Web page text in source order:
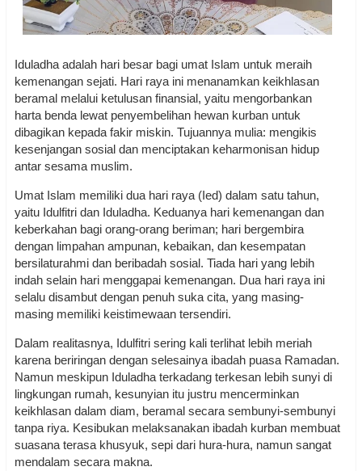
Iduladha adalah hari besar bagi umat Islam untuk meraih
kemenangan sejati. Hari raya ini menanamkan keikhlasan
beramal melalui ketulusan finansial, yaitu mengorbankan
harta benda lewat penyembelihan hewan kurban untuk
dibagikan kepada fakir miskin. Tujuannya mulia: mengikis
kesenjangan sosial dan menciptakan keharmonisan hidup
antar sesama muslim.
Umat Islam memiliki dua hari raya (Ied) dalam satu tahun,
yaitu Idulfitri dan Iduladha. Keduanya hari kemenangan dan
keberkahan bagi orang-orang beriman; hari bergembira
dengan limpahan ampunan, kebaikan, dan kesempatan
bersilaturahmi dan beribadah sosial. Tiada hari yang lebih
indah selain hari menggapai kemenangan. Dua hari raya ini
selalu disambut dengan penuh suka cita, yang masing-
masing memiliki keistimewaan tersendiri.
Dalam realitasnya, Idulfitri sering kali terlihat lebih meriah
karena beriringan dengan selesainya ibadah puasa Ramadan.
Namun meskipun Iduladha terkadang terkesan lebih sunyi di
lingkungan rumah, kesunyian itu justru mencerminkan
keikhlasan dalam diam, beramal secara sembunyi-sembunyi
tanpa riya. Kesibukan melaksanakan ibadah kurban membuat
suasana terasa khusyuk, sepi dari hura-hura, namun sangat
mendalam secara makna.